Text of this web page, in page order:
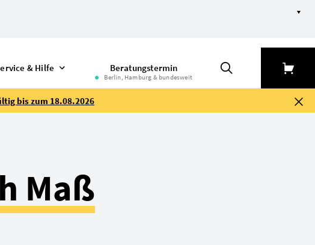
& Hilfe Beratungstermin
Berlin, Hamburg & bundesweit
bis zum 18.08.2026
Maß